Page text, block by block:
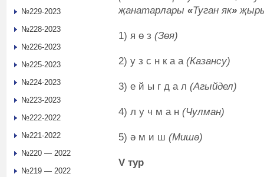
җанатарлары «Туган як»
1) я ө з (Зөя)
2) у з с н к а а (Казансу)
3) е й ы г д а л (Агыйдел)
4) л у ч м а н (Чулман)
5) ә м и ш (Мишә)
V тур
№229-2023
№228-2023
№226-2023
№225-2023
№224-2023
№223-2023
№222-2022
№221-2022
№220 — 2022
№219 — 2022